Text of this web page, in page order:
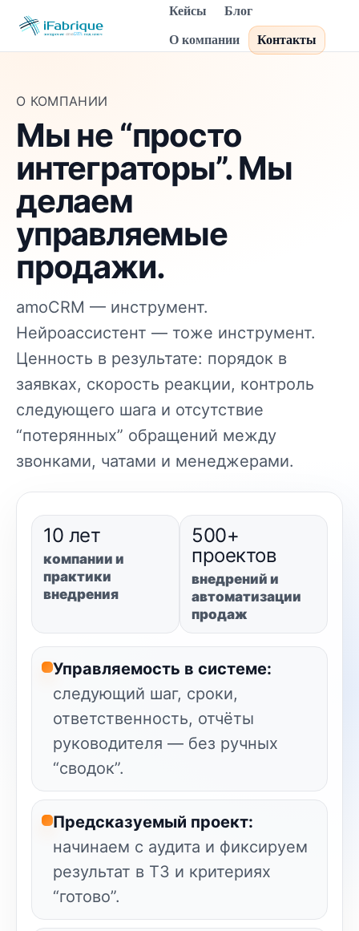
Кейсы Блог
О компании Контакты
О КОМПАНИИ
Мы не “просто
интеграторы”. Мы
делаем
управляемые
продажи.
amoCRM — инструмент.
Нейроассистент — тоже инструмент.
Ценность в результате: порядок в
заявках, скорость реакции, контроль
следующего шага и отсутствие
“потерянных” обращений между
звонками, чатами и менеджерами.
10 лет
компании и
практики
внедрения
500+
проектов
внедрений и
автоматизации
продаж
Управляемость в системе:
следующий шаг, сроки,
ответственность, отчёты
руководителя — без ручных
“сводок”.
Предсказуемый проект:
начинаем с аудита и фиксируем
результат в ТЗ и критериях
“готово”.